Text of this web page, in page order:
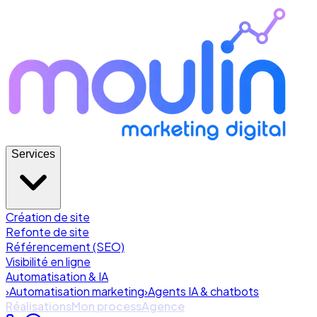
Services
Création de site
Refonte de site
Référencement (SEO)
Visibilité en ligne
Automatisation & IA
›Automatisation marketing›Agents IA & chatbots
RéalisationsMon processAgence